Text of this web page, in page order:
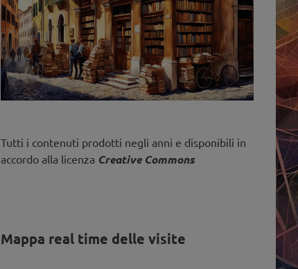
Tutti i contenuti prodotti negli anni e disponibili in
accordo alla licenza Creative Commons
Mappa real time delle visite